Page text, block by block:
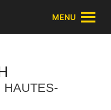
MENU
HAUTES-